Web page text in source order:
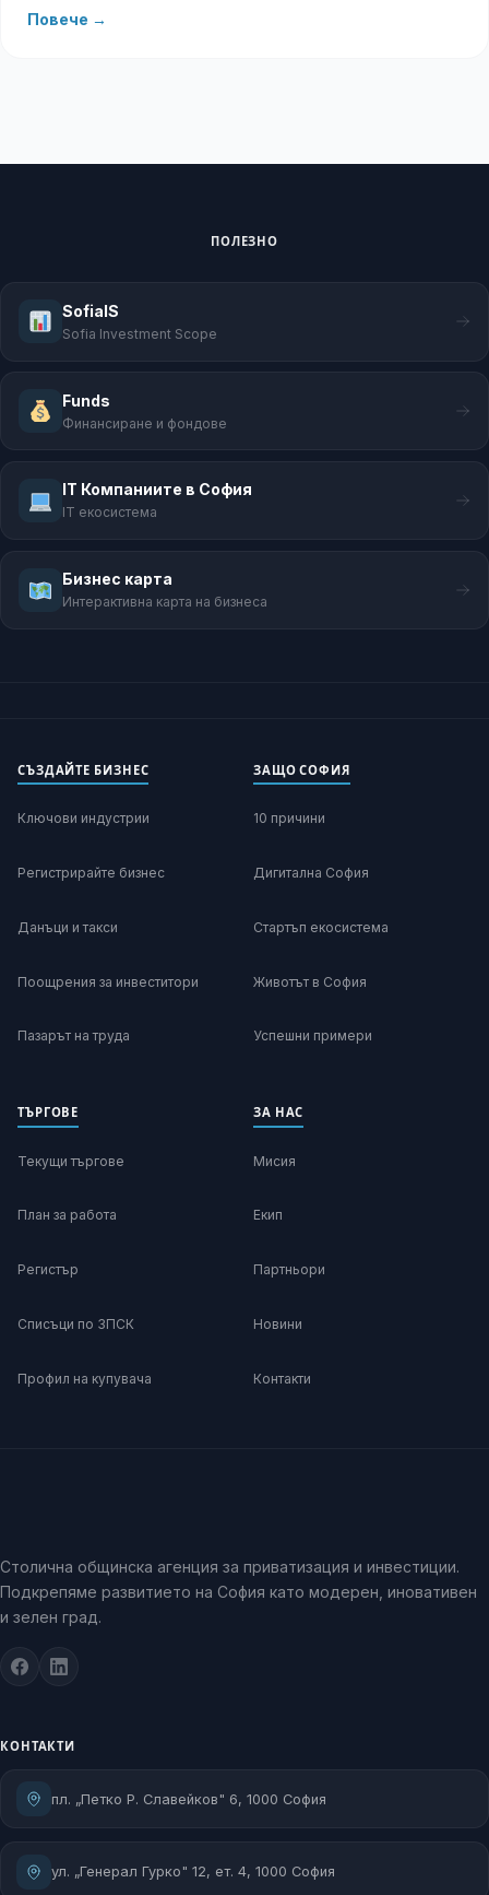
Повече →
ПОЛЕЗНО
SofiaIS
Sofia Investment Scope
Funds
Финансиране и фондове
IT Компаниите в София
IT екосистема
Бизнес карта
Интерактивна карта на бизнеса
СЪЗДАЙТЕ БИЗНЕС
Ключови индустрии
Регистрирайте бизнес
Данъци и такси
Поощрения за инвеститори
Пазарът на труда
ЗАЩО СОФИЯ
10 причини
Дигитална София
Стартъп екосистема
Животът в София
Успешни примери
ТЪРГОВЕ
Текущи търгове
План за работа
Регистър
Списъци по ЗПСК
Профил на купувача
ЗА НАС
Мисия
Екип
Партньори
Новини
Контакти
Столична общинска агенция за приватизация и инвестиции.
Подкрепяме развитието на София като модерен, иновативен
и зелен град.
КОНТАКТИ
пл. „Петко Р. Славейков" 6, 1000 София
ул. „Генерал Гурко" 12, ет. 4, 1000 София